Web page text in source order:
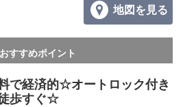
地図を見る
おすすめポイント
で経済的☆オートロック付き
歩すぐ☆